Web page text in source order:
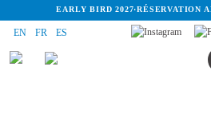
EARLY BIRD 2027·RÉSERVATION
EN FR ES